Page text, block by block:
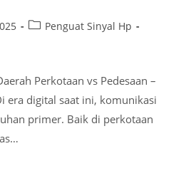
PostPenguat Sinyal Hp
Perkotaan vs Pedesaan –
era digital saat ini, komunikasi
primer. Baik di perkotaan